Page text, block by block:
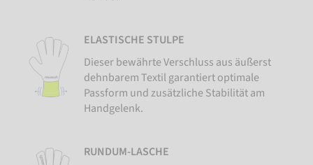
ELASTISCHE STULPE
Dieser bewährte Verschluss aus äußerst
dehnbarem Textil garantiert optimale
Passform und zusätzliche Stabilität am
Handgelenk.
RUNDUM-LASCHE